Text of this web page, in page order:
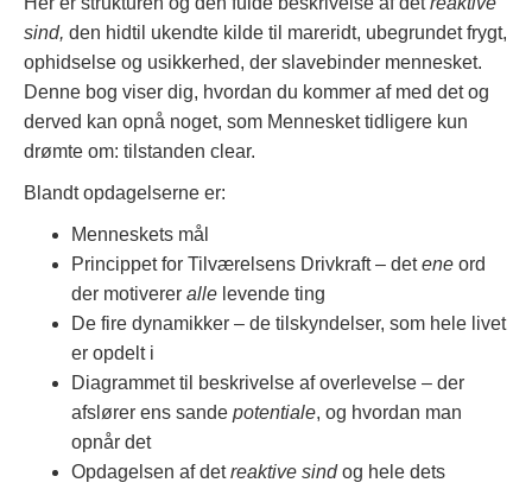
sind, den hidtil ukendte kilde til mareridt, ubegrundet frygt,
ophidselse og usikkerhed, der slavebinder mennesket.
Denne bog viser dig, hvordan du kommer af med det og
derved kan opnå noget, som Mennesket tidligere kun
drømte om: tilstanden clear.
Blandt opdagelserne er:
Menneskets mål
Princippet for Tilværelsens Drivkraft – detene ord
der motiverer alle levende ting
De fire dynamikker – de tilskyndelser, som hele livet
er opdelt i
Diagrammet til beskrivelse af overlevelse – der
afslører ens sande potentiale, og hvordan man
opnår det
Opdagelsen af detreaktive sindog hele dets